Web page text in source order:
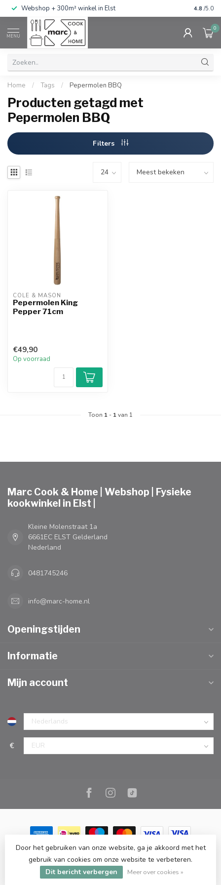
Webshop + 300m² winkel in Elst Gratis
4.8 /5.0
MENU
0
Home / Tags / Pepermolen BBQ
Producten getagd met
Pepermolen BBQ
Filters
COLE & MASON
Pepermolen King
Pepper 71cm
€49,90
Op voorraad
Toon 1 - 1van 1
Marc Cook & Home | Webshop | Fysieke
kookwinkel in Elst |
Kleine Molenstraat 1a
6661EC ELST Gelderland
Nederland
0481745246
info@marc-home.nl
Openingstijden
Informatie
Mijn account
€
© Copyright 2026 Marc Cook & Home | Webshop | Fysieke
kookwinkel in Elst |- Powered byLightspeed-Lightspeed design
byDyvelopment
Door het gebruiken van onze website, ga je akkoord met het
gebruik van cookies om onze website te verbeteren.
Dit bericht verbergen
Meer over cookies »